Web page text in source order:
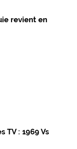
revient en
TV : 1969 Vs